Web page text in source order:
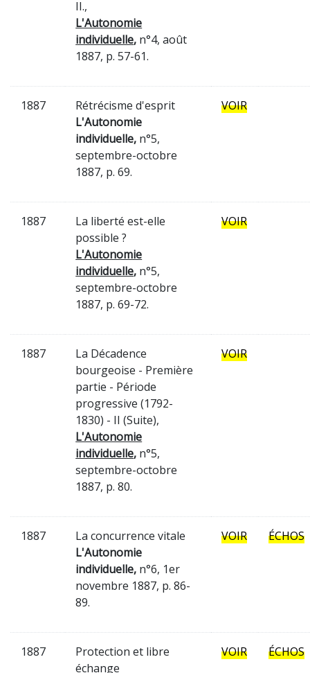
II.,
L'Autonomie
individuelle, n°4, août
1887, p. 57-61.
1887
Rétrécisme d'esprit
L'Autonomie
individuelle, n°5,
septembre-octobre
1887, p. 69.
VOIR
1887
La liberté est-elle
possible ?
L'Autonomie
individuelle, n°5,
septembre-octobre
1887, p. 69-72.
VOIR
1887
La Décadence
bourgeoise - Première
partie - Période
progressive (1792-
1830) - II (Suite),
L'Autonomie
individuelle, n°5,
septembre-octobre
1887, p. 80.
VOIR
1887
La concurrence vitale
L'Autonomie
individuelle, n°6, 1er
novembre 1887, p. 86-
89.
VOIR ÉCHOS
1887
Protection et libre
échange
VOIR ÉCHOS